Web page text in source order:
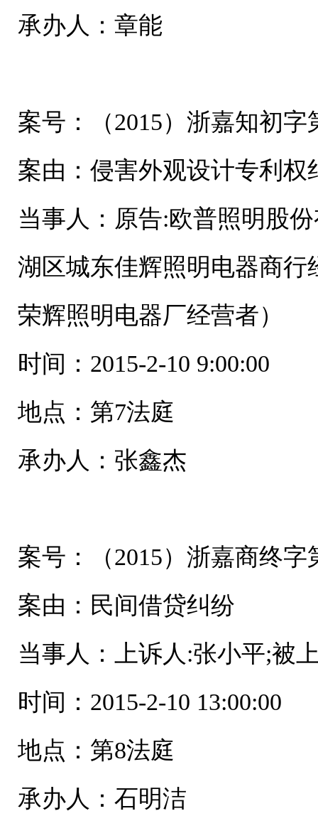
承办人：章能
案号：（2015）浙嘉知初字
案由：侵害外观设计专利权
当事人：原告:欧普照明股
湖区城东佳辉照明电器商
荣辉照明电器厂经营者）
时间：2015-2-10 9:00:00
地点：第7法庭
承办人：张鑫杰
案号：（2015）浙嘉商终字
案由：民间借贷纠纷
当事人：上诉人:张小平;被
时间：2015-2-10 13:00:00
地点：第8法庭
承办人：石明洁